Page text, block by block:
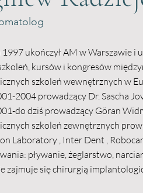
1997 ukończył AM w Warszawie i
kursów i kongresów
szkoleń wewnętrznych w
2004 prowadzący Dr. Sascha
do dziś prowadzący Göran
szkoleń zewnętrznych
Laboratory , Inter Dent ,
pływanie, żeglarstwo,
zajmuje się chirurgią